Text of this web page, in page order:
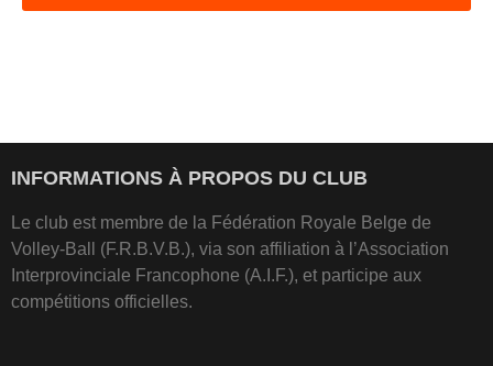
INFORMATIONS À PROPOS DU CLUB
Le club est membre de la Fédération Royale Belge de
Volley-Ball (F.R.B.V.B.), via son affiliation à l’Association
Interprovinciale Francophone (A.I.F.), et participe aux
compétitions officielles.